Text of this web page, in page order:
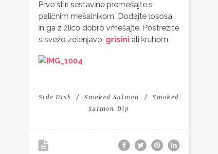
Prve štiri sestavine premešajte s
paličnim mešalnikom. Dodajte lososa
in ga z žlico dobro vmešajte. Postrezite
s svežo zelenjavo, grisini ali kruhom.
Side Dish Smoked Salmon
Smoked
Salmon Dip